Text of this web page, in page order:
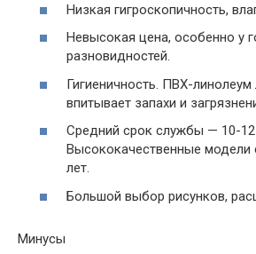
Низкая гигроскопичность,
Невысокая цена, особенно у
разновидностей.
Гигиеничность. ПВХ-
впитывает запахи и
Средний срок службы — 10-12
Высококачественные модели
лет.
Большой выбор рисунков,
Минусы